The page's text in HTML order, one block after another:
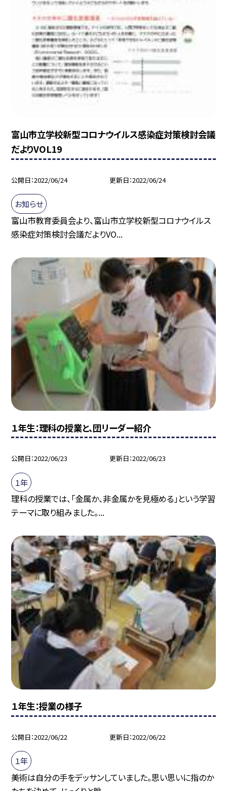
富山市立学校新型コロナウイルス感染症対策検討会議
だよりVOL19
公開日 2022/06/24 更新日 2022/06/24
お知らせ
富山市教育委員会より、富山市立学校新型コロナウイルス
感染症対策検討会議だよりVO...
１年生：理科の授業と、団リーダー紹介
公開日 2022/06/23 更新日 2022/06/23
１年
理科の授業では、「金属か、非金属かを見極める」という学習
テーマに取り組みました。...
１年生：授業の様子
公開日 2022/06/22 更新日 2022/06/22
１年
美術は自分の手をデッサンしていました。思い思いに指のか